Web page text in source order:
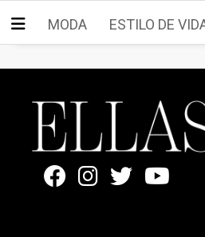
MODA ESTILO DE